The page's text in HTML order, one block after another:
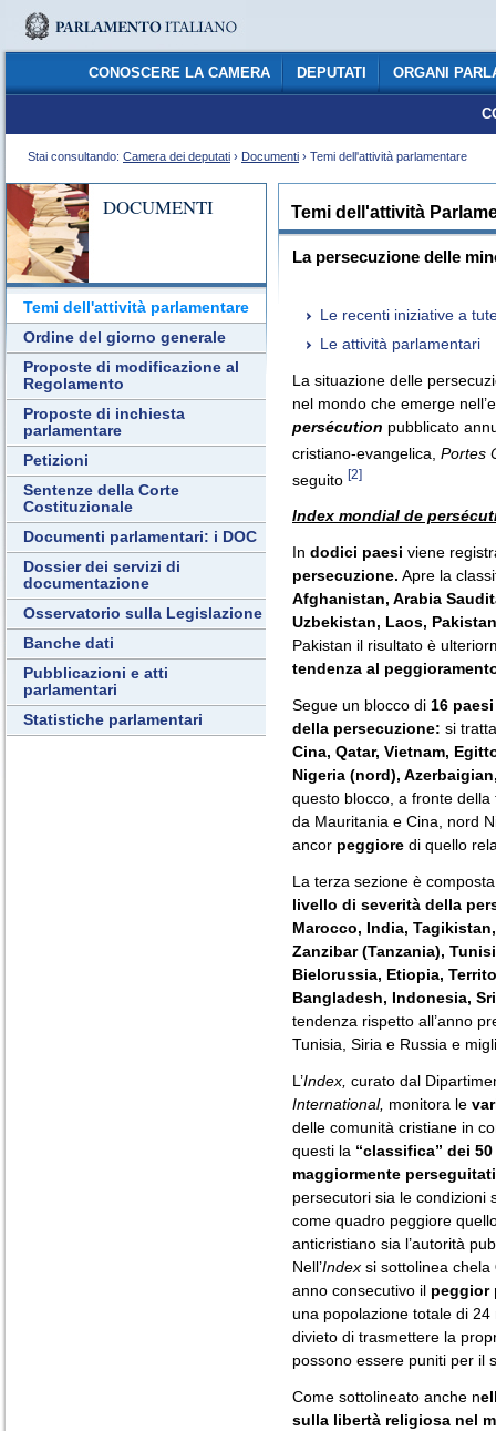
CONOSCERE LA CAMERA DEPUTATI ORGANI
Stai consultando: Camera dei deputati › Documenti › Temi dell'attività parlamentare
DOCUMENTI
Temi dell'attività parlamentare
Ordine del giorno generale
Proposte di modificazione al
Regolamento
Proposte di inchiesta
parlamentare
Petizioni
Sentenze della Corte
Costituzionale
Documenti parlamentari: i DOC
Dossier dei servizi di
documentazione
Osservatorio sulla Legislazione
Banche dati
Pubblicazioni e atti
parlamentari
Statistiche parlamentari
Temi dell'attività
La persecuzione delle
Le recenti iniziative a
Le attività parlamentari
La situazione delle
nel mondo che emerge
persécution pubblicato
cristiano-evangelica, Portes
seguito [2]
Index mondial de
In dodici paesi viene
persecuzione. Apre la
Afghanistan, Arabia
Uzbekistan, Laos,
Pakistan il risultato è
tendenza al
Segue un blocco di 16 paesi
della persecuzione: si
Cina, Qatar, Vietnam,
Nigeria (nord),
questo blocco, a fronte
da Mauritania e Cina, nord
ancor peggiore di quello
La terza sezione è
livello di severità della
Marocco, India,
Zanzibar (Tanzania),
Bielorussia, Etiopia,
Bangladesh, Indonesia,
tendenza rispetto all’anno
Tunisia, Siria e Russia e
L’Index, curato dal
International, monitora le
delle comunità cristiane in
questi la “classifica” dei
maggiormente
persecutori sia le condizioni
come quadro peggiore
anticristiano sia l’autorità
Nell’Index si sottolinea chela
anno consecutivo il peggior
una popolazione totale di 24
divieto di trasmettere la
possono essere puniti per il
Come sottolineato anche n
sulla libertà religiosa nel